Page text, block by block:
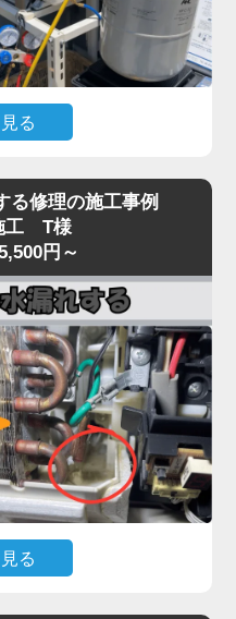
る
、当店でも特にご相談
ター・熱交換器の目詰
レッサー異常、基板・
不良など、複数の要因
す。
ナンスを行っていない
媒回路の不調、ファン
り、本来の冷却性能の
い状態も珍しくありま
症状を放置すると、コ
付くなど高額修理に発
る修理の施工事例
工 T様
円～
る